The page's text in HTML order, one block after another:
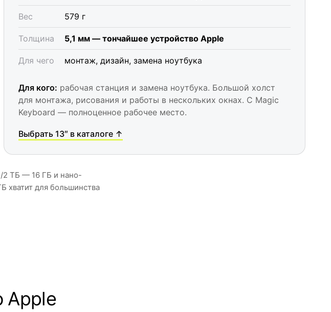
Вес 579 г
Толщина 5,1 мм — тончайшее устройство Apple
Для чего монтаж, дизайн, замена ноутбука
Для кого: рабочая станция и замена ноутбука. Большой холст
для монтажа, рисования и работы в нескольких окнах. С Magic
Keyboard — полноценное рабочее место.
Выбрать 13″ в каталоге ↑
2 ТБ — 16 ГБ и нано-
хватит для большинства
Apple